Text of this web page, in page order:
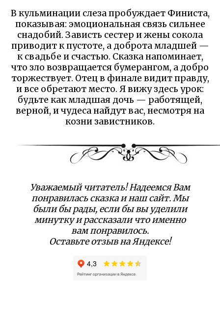
В кульминации слеза пробуждает Финиста,
показывая: эмоциональная связь сильнее
снадобий. Зависть сестер и жены сокола
приводит к пустоте, а доброта младшей —
к свадьбе и счастью. Сказка напоминает,
что зло возвращается бумерангом, а добро
торжествует. Отец в финале видит правду,
и все обретают место. Я вижу здесь урок:
будьте как младшая дочь — работящей,
верной, и чудеса найдут вас, несмотря на
козни завистников.
Уважаемый читатель! Надеемся Вам
понравилась сказка и наш сайт. Мы
были бы рады, если бы вы уделили
минутку и рассказали что именно
вам понравилось.
Оставьте отзыв на Яндексе!